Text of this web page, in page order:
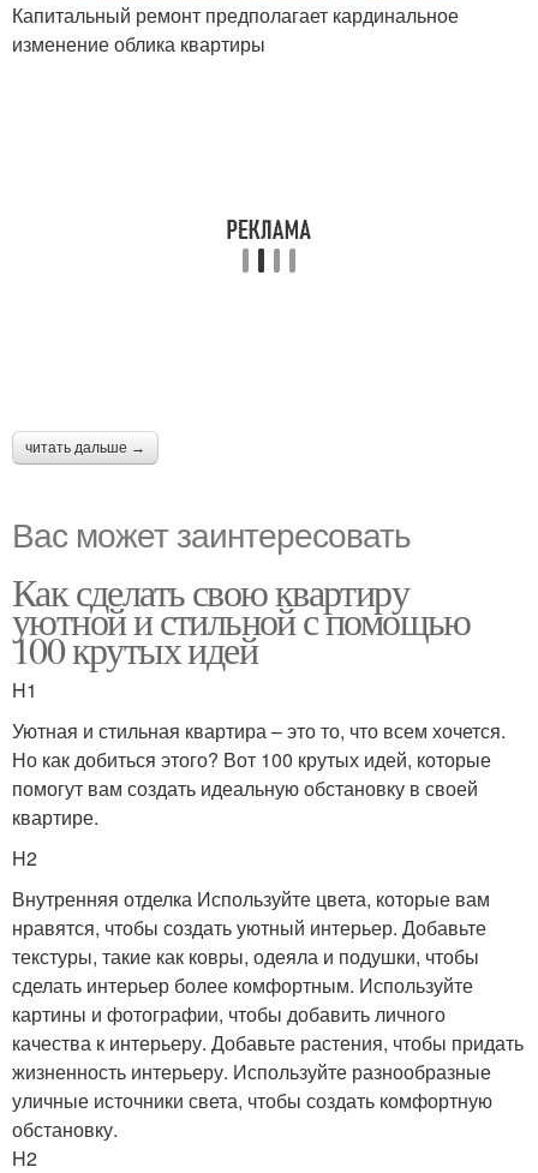
Капитальный ремонт предполагает кардинальное
изменение облика квартиры
читать дальше →
Вас может заинтересовать
Как сделать свою квартиру
уютной и стильной с помощью
100 крутых идей
H1
Уютная и стильная квартира – это то, что всем хочется.
Но как добиться этого? Вот 100 крутых идей, которые
помогут вам создать идеальную обстановку в своей
квартире.
H2
Внутренняя отделка Используйте цвета, которые вам
нравятся, чтобы создать уютный интерьер. Добавьте
текстуры, такие как ковры, одеяла и подушки, чтобы
сделать интерьер более комфортным. Используйте
картины и фотографии, чтобы добавить личного
качества к интерьеру. Добавьте растения, чтобы придать
жизненность интерьеру. Используйте разнообразные
уличные источники света, чтобы создать комфортную
обстановку.
H2